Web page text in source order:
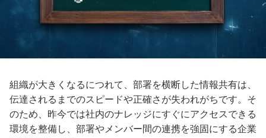
組織が大きくなるにつれて、部署を横断した情報共有は、
伝達されるまでのスピードや正確さが失われがちです。そ
のため、昨今では社内のナレッジにすぐにアクセスできる
環境を整備し、部署やメンバー間の連携を強固にする企業